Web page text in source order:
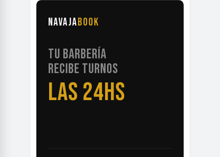
NAVAJABOOK
TU BARBERÍA
RECIBE TURNOS
LAS 24HS